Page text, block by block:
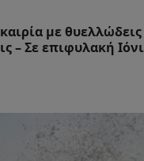
με
– Σε επιφυλακή